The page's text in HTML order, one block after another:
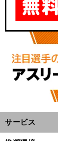
サービス